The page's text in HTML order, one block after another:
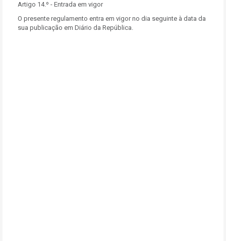
Artigo 14.º - Entrada em vigor
O presente regulamento entra em vigor no dia seguinte à data da
sua publicação em Diário da República.